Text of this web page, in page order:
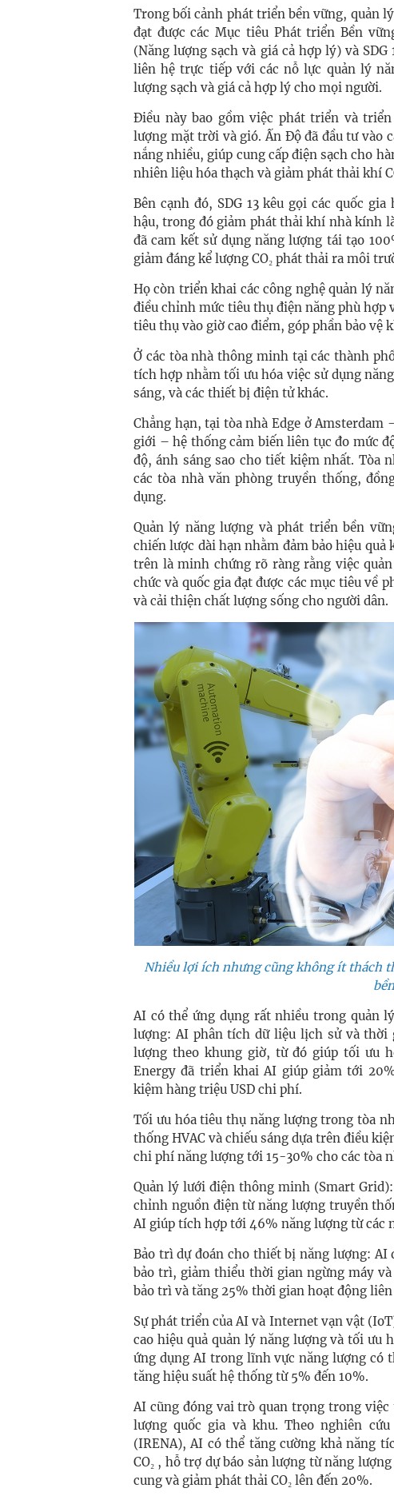
Trong bối cảnh phát triển bền vững, quản
đạt được các Mục tiêu Phát triển Bền
(Năng lượng sạch và giá cả hợp lý) và
liên hệ trực tiếp với các nỗ lực quản lý
lượng sạch và giá cả hợp lý cho mọi người.
Điều này bao gồm việc phát triển và
lượng mặt trời và gió. Ấn Độ đã đầu tư vào
nắng nhiều, giúp cung cấp điện sạch cho
nhiên liệu hóa thạch và giảm phát thải khí
Bên cạnh đó, SDG 13 kêu gọi các quốc
hậu, trong đó giảm phát thải khí nhà kính
đã cam kết sử dụng năng lượng tái tạo
giảm đáng kể lượng CO₂ phát thải ra môi
Họ còn triển khai các công nghệ quản lý
điều chỉnh mức tiêu thụ điện năng phù
tiêu thụ vào giờ cao điểm, góp phần bảo vệ
Ở các tòa nhà thông minh tại các thành
tích hợp nhằm tối ưu hóa việc sử dụng
sáng, và các thiết bị điện tử khác.
Chẳng hạn, tại tòa nhà Edge ở
giới – hệ thống cảm biến liên tục đo mức
độ, ánh sáng sao cho tiết kiệm nhất. Tòa
các tòa nhà văn phòng truyền thống,
dụng.
Quản lý năng lượng và phát triển bền
chiến lược dài hạn nhằm đảm bảo hiệu
trên là minh chứng rõ ràng rằng việc
chức và quốc gia đạt được các mục tiêu về
và cải thiện chất lượng sống cho người dân.
Nhiều lợi ích nhưng cũng không ít thách
AI có thể ứng dụng rất nhiều trong quản
lượng: AI phân tích dữ liệu lịch sử và thời
lượng theo khung giờ, từ đó giúp tối ưu
Energy đã triển khai AI giúp giảm tới
kiệm hàng triệu USD chi phí.
Tối ưu hóa tiêu thụ năng lượng trong tòa
thống HVAC và chiếu sáng dựa trên điều
chi phí năng lượng tới 15-30% cho các tòa
Quản lý lưới điện thông minh (Smart
chỉnh nguồn điện từ năng lượng truyền
AI giúp tích hợp tới 46% năng lượng từ các
Bảo trì dự đoán cho thiết bị năng lượng:
bảo trì, giảm thiểu thời gian ngừng máy
bảo trì và tăng 25% thời gian hoạt động
Sự phát triển của AI và Internet vạn vật
cao hiệu quả quản lý năng lượng và tối ưu
ứng dụng AI trong lĩnh vực năng lượng có
tăng hiệu suất hệ thống từ 5% đến 10%.
AI cũng đóng vai trò quan trọng trong
lượng quốc gia và khu. Theo nghiên
(IRENA), AI có thể tăng cường khả năng
CO₂ , hỗ trợ dự báo sản lượng từ năng
cung và giảm phát thải CO₂ lên đến 20%.